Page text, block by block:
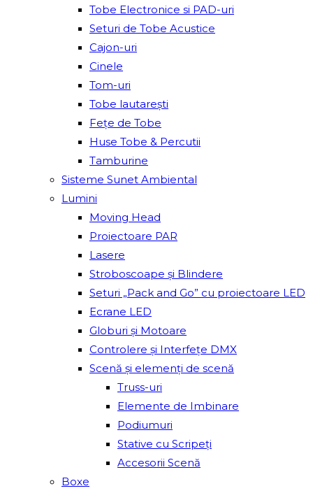
Tobe Electronice si PAD-uri
Seturi de Tobe Acustice
Cajon-uri
Cinele
Tom-uri
Tobe lautareşti
Fețe de Tobe
Huse Tobe & Percutii
Tamburine
Sisteme Sunet Ambiental
Lumini
Moving Head
Proiectoare PAR
Lasere
Stroboscoape și Blindere
Seturi „Pack and Go” cu proiectoare LED
Ecrane LED
Globuri și Motoare
Controlere și Interfețe DMX
Scenă și elemenți de scenă
Truss-uri
Elemente de Imbinare
Podiumuri
Stative cu Scripeți
Accesorii Scenă
Boxe